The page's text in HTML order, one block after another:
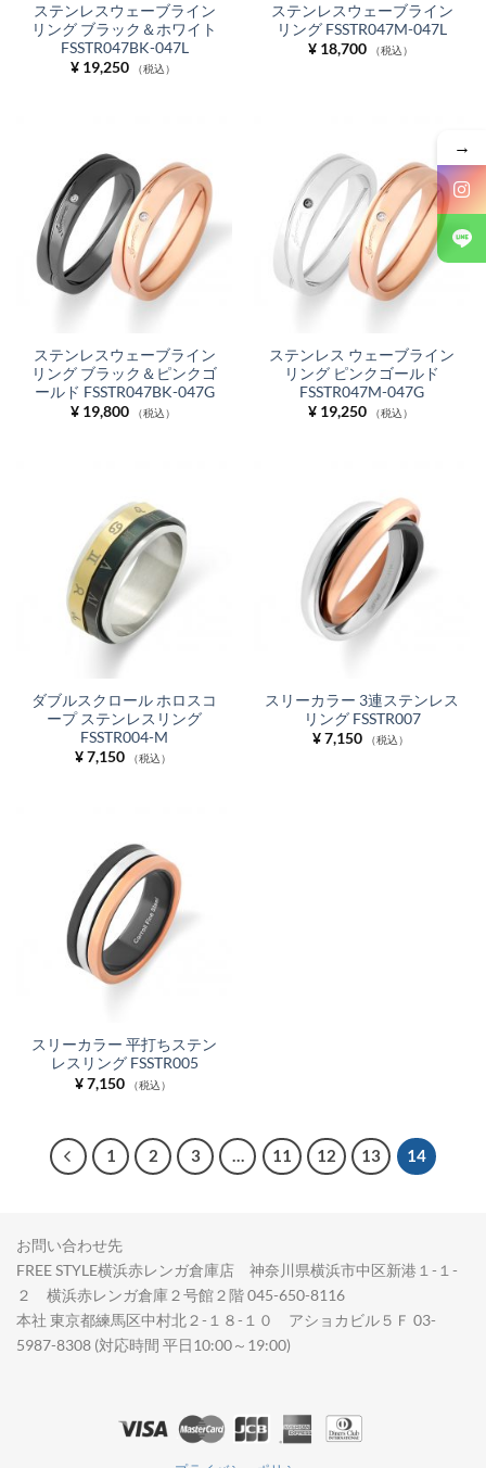
ステンレスウェーブライン
リング ブラック＆ホワイト
FSSTR047BK-047L
¥19,250 （税込）
ステンレスウェーブライン
リング FSSTR047M-047L
¥18,700 （税込）
ステンレスウェーブライン
リング ブラック＆ピンクゴ
ールド FSSTR047BK-047G
¥19,800 （税込）
ステンレス ウェーブライン
リング ピンクゴールド
FSSTR047M-047G
¥19,250 （税込）
ダブルスクロール ホロスコ
ープ ステンレスリング
FSSTR004-M
¥7,150 （税込）
スリーカラー 3連ステンレス
リング FSSTR007
¥7,150 （税込）
スリーカラー 平打ちステン
レスリング FSSTR005
¥7,150 （税込）
1 2 3 … 11 12 13 14
お問い合わせ先
FREE STYLE横浜赤レンガ倉庫店 神奈川県横浜市中区新港１-１-
２ 横浜赤レンガ倉庫２号館２階 045-650-8116
本社 東京都練馬区中村北２-１８-１０ アショカビル５Ｆ 03-
5987-8308 (対応時間 平日10:00～19:00)
→